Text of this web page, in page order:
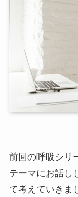
前回の呼吸シリ
テーマにお話し
て考えていきま